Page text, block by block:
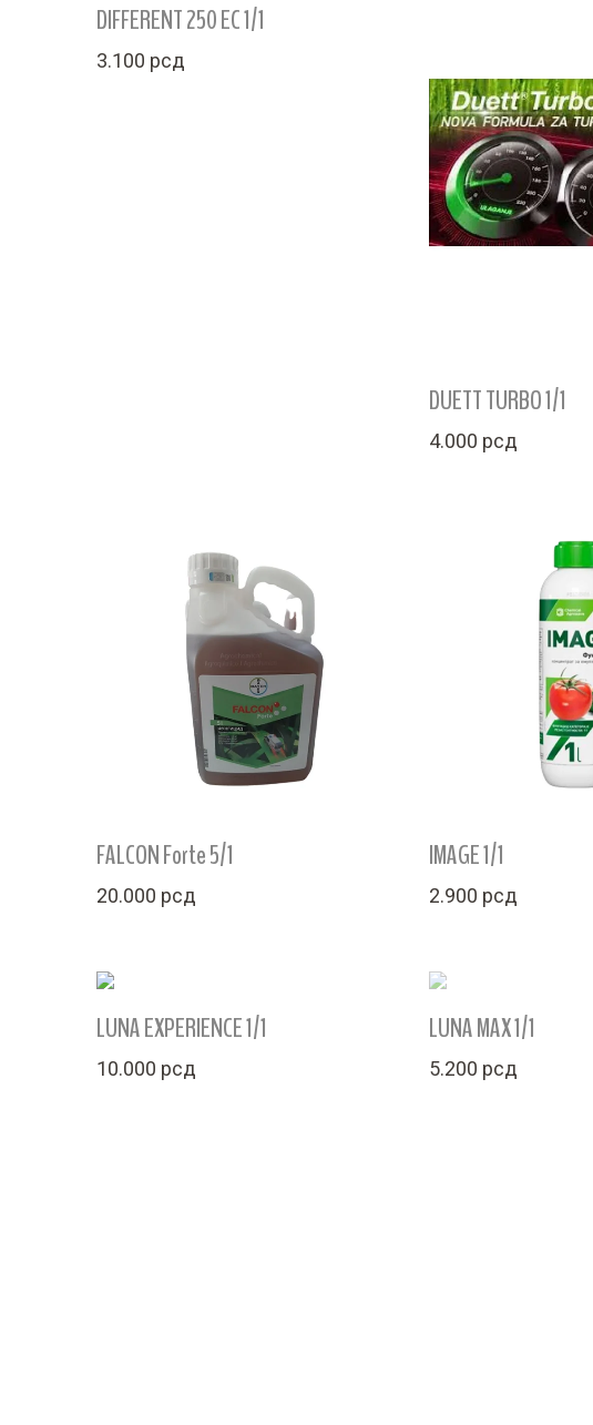
DIFFERENT 250 EC 1/1
3.100 рсд
DUETT TURBO 1/1
4.000 рсд
FALCON Forte 5/1
20.000 рсд
IMAGE 1/1
2.900 рсд
LUNA EXPERIENCE 1/1
10.000 рсд
LUNA MAX 1/1
5.200 рсд